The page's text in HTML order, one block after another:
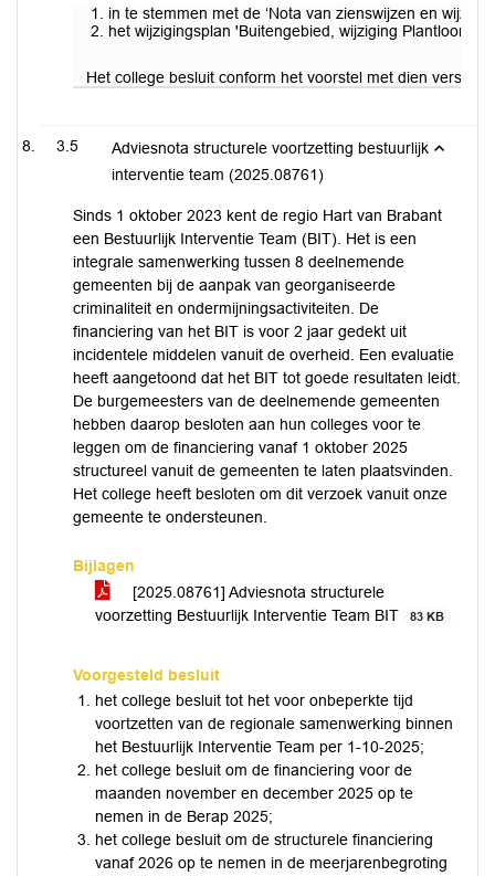
in te stemmen met de ‘Nota van zienswijzen en
het wijzigingsplan 'Buitengebied, wijziging
Het college besluit conform het voorstel met dien
3.5
Adviesnota structurele voortzetting bestuurlijk
interventie team (2025.08761)
Sinds 1 oktober 2023 kent de regio Hart van Brabant
een Bestuurlijk Interventie Team (BIT). Het is een
integrale samenwerking tussen 8 deelnemende
gemeenten bij de aanpak van georganiseerde
criminaliteit en ondermijningsactiviteiten. De
financiering van het BIT is voor 2 jaar gedekt uit
incidentele middelen vanuit de overheid. Een evaluatie
heeft aangetoond dat het BIT tot goede resultaten leidt.
De burgemeesters van de deelnemende gemeenten
hebben daarop besloten aan hun colleges voor te
leggen om de financiering vanaf 1 oktober 2025
structureel vanuit de gemeenten te laten plaatsvinden.
Het college heeft besloten om dit verzoek vanuit onze
gemeente te ondersteunen.
Bijlagen
[2025.08761] Adviesnota structurele
voorzetting Bestuurlijk Interventie Team BIT
83 KB
Voorgesteld besluit
het college besluit tot het voor onbeperkte tijd
voortzetten van de regionale samenwerking binnen
het Bestuurlijk Interventie Team per 1-10-2025;
het college besluit om de financiering voor de
maanden november en december 2025 op te
nemen in de Berap 2025;
het college besluit om de structurele financiering
vanaf 2026 op te nemen in de meerjarenbegroting